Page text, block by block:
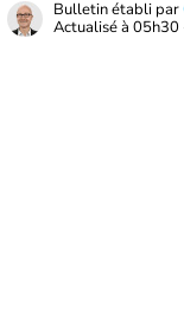
Bulletin établi par
Actualisé à 05h30